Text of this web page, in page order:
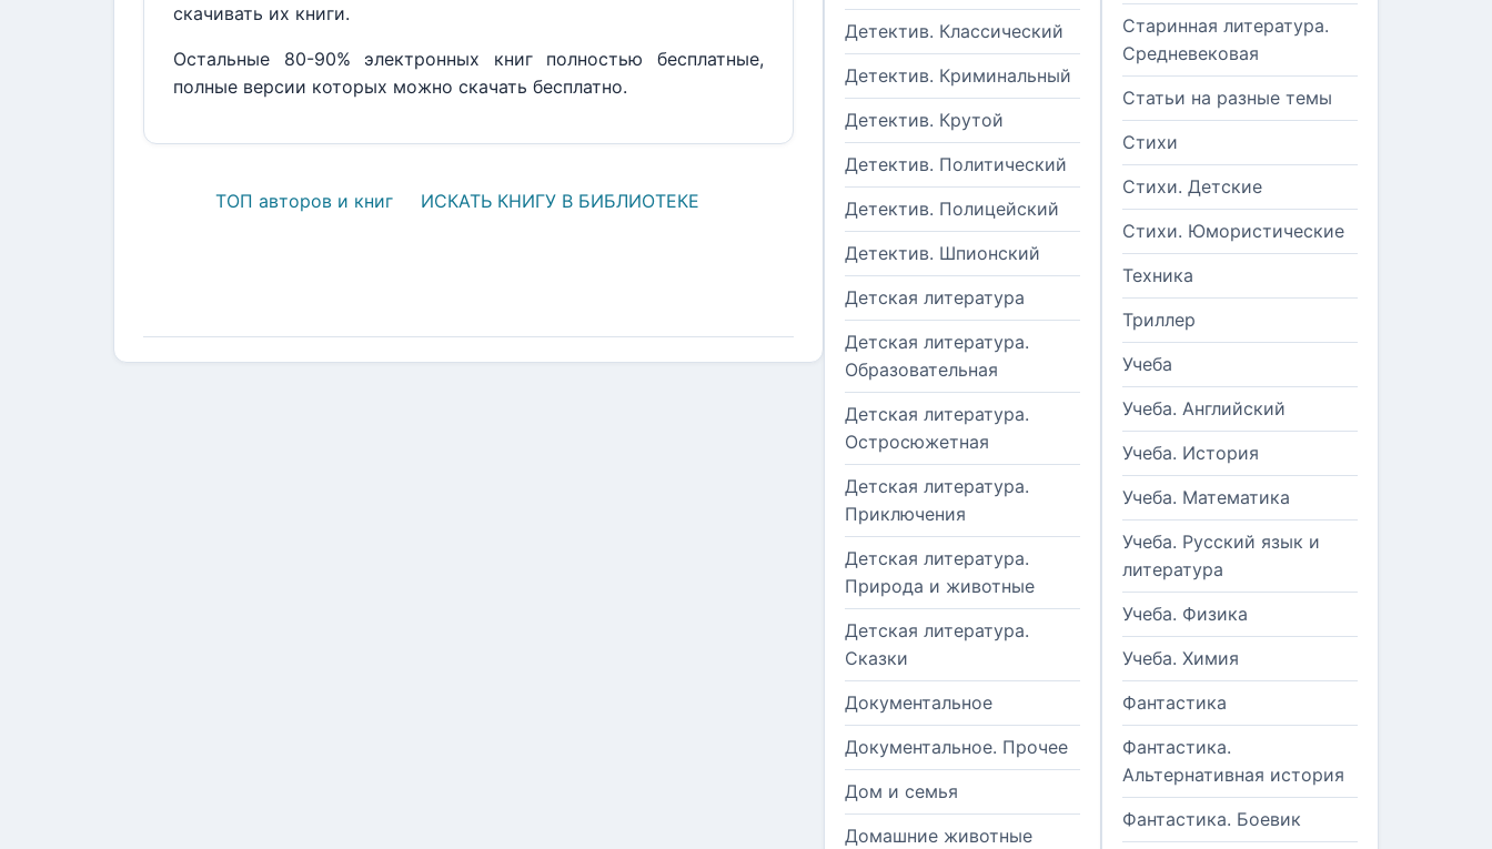
скачивать их книги.
Остальные 80-90% электронных книг полностью бесплатные,
полные версии которых можно скачать бесплатно.
ТОП авторов и книг ИСКАТЬ КНИГУ В БИБЛИОТЕКЕ
Детектив. Классический
Детектив. Криминальный
Детектив. Крутой
Детектив. Политический
Детектив. Полицейский
Детектив. Шпионский
Детская литература
Детская литература.
Образовательная
Детская литература.
Остросюжетная
Детская литература.
Приключения
Детская литература.
Природа и животные
Детская литература.
Сказки
Документальное
Документальное. Прочее
Дом и семья
Домашние животные
Старинная литература.
Средневековая
Статьи на разные темы
Стихи
Стихи. Детские
Стихи. Юмористические
Техника
Триллер
Учеба
Учеба. Английский
Учеба. История
Учеба. Математика
Учеба. Русский язык и
литература
Учеба. Физика
Учеба. Химия
Фантастика
Фантастика.
Альтернативная история
Фантастика. Боевик